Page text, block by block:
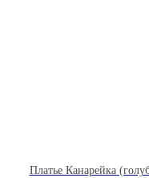
Платье Канарейка